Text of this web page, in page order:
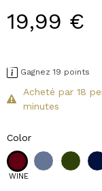
19,99 €
Gagnez 19 points
Acheté par 18
minutes
Color
WINE